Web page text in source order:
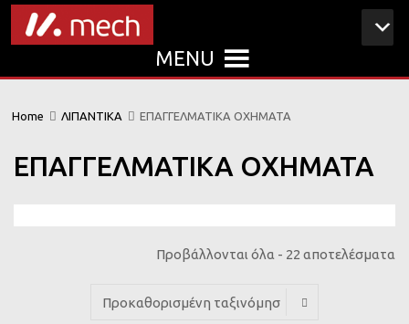
MENU
Home ΛΙΠΑΝΤΙΚΑ ΕΠΑΓΓΕΛΜΑΤΙΚΑ ΟΧΗΜΑΤΑ
ΕΠΑΓΓΕΛΜΑΤΙΚΑ ΟΧΗΜΑΤΑ
Προβάλλονται όλα - 22 αποτελέσματα